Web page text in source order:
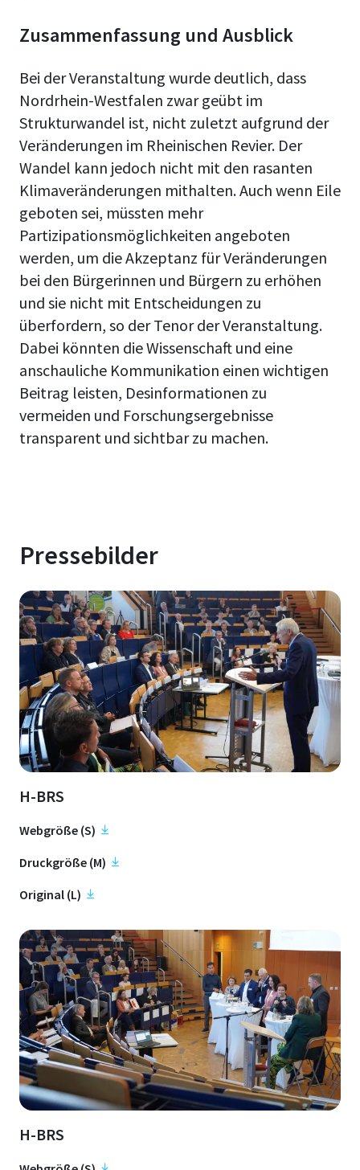
Zusammenfassung und Ausblick
Bei der Veranstaltung wurde deutlich, dass
Nordrhein-Westfalen zwar geübt im
Strukturwandel ist, nicht zuletzt aufgrund der
Veränderungen im Rheinischen Revier. Der
Wandel kann jedoch nicht mit den rasanten
Klimaveränderungen mithalten. Auch wenn Eile
geboten sei, müssten mehr
Partizipationsmöglichkeiten angeboten
werden, um die Akzeptanz für Veränderungen
bei den Bürgerinnen und Bürgern zu erhöhen
und sie nicht mit Entscheidungen zu
überfordern, so der Tenor der Veranstaltung.
Dabei könnten die Wissenschaft und eine
anschauliche Kommunikation einen wichtigen
Beitrag leisten, Desinformationen zu
vermeiden und Forschungsergebnisse
transparent und sichtbar zu machen.
Pressebilder
H-BRS
Webgröße (S)
Druckgröße (M)
Original (L)
H-BRS